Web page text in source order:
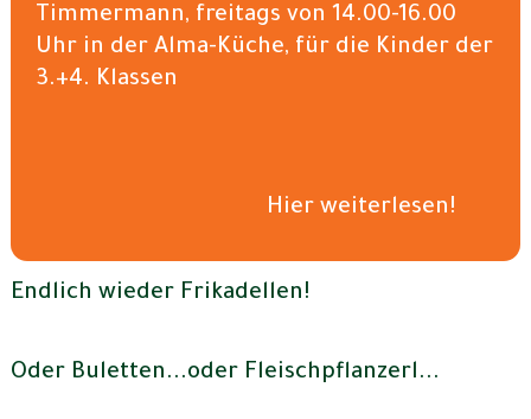
Timmermann, freitags von 14.00-16.00
Uhr in der Alma-Küche, für die Kinder der
3.+4. Klassen
Hier weiterlesen!
Endlich wieder Frikadellen!
Oder Buletten...oder Fleischpflanzerl...